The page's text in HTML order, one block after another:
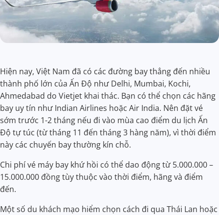
Hiện nay, Việt Nam đã có các đường bay thẳng đến nhiều
thành phố lớn của Ấn Độ như Delhi, Mumbai, Kochi,
Ahmedabad do Vietjet khai thác. Bạn có thể chọn các hãng
bay uy tín như Indian Airlines hoặc Air India. Nên đặt vé
sớm trước 1-2 tháng nếu đi vào mùa cao điểm du lịch Ấn
Độ tự túc (từ tháng 11 đến tháng 3 hàng năm), vì thời điểm
này các chuyến bay thường kín chỗ.
Chi phí vé máy bay khứ hồi có thể dao động từ 5.000.000 –
15.000.000 đồng tùy thuộc vào thời điểm, hãng và điểm
đến.
Một số du khách mạo hiểm chọn cách đi qua Thái Lan hoặc